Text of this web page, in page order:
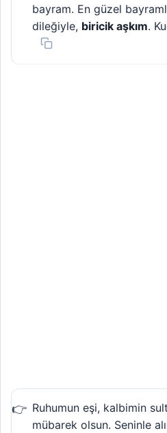
bayram. En güzel
dileğiyle, biricik aşkım.
Ruhumun eşi, kalbimin
mübarek olsun. Seninle